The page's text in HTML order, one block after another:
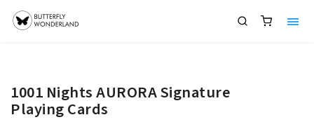
1001 Nights AURORA Signature
Playing Cards